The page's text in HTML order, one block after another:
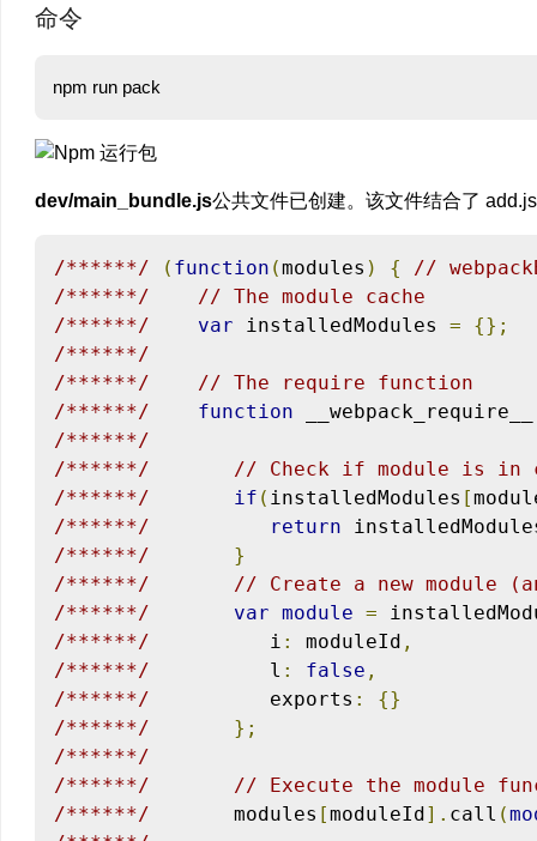
命令
dev/main_bundle.js公共文件已创建。该文件结合了
/******/ ( function (modules ) {
//
/******/
// The module cache
/******/
var installedModules =
{};
/******/
/******/
// The require function
/******/
function __webpack_require__
/******/
/******/
// Check if module is in
/******/
if ( installedModules [
/******/
return
/******/
}
/******/
// Create a new module
/******/
var module =
/******/
          i
: moduleId ,
/******/
          l
: false ,
/******/
          exports
:
{}
/******/
};
/******/
/******/
// Execute the module
/******/
       modules
[moduleId]. call (